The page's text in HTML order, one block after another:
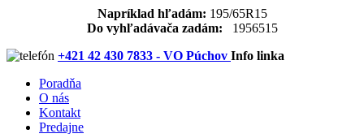
Napríklad hľadám: 195/65R15
Do vyhľadávača zadám: 1956515
+421 42 430 7833 - VO Púchov Info linka
Poradňa
O nás
Kontakt
Predajne